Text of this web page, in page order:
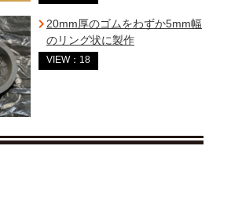
20mm厚のゴムをわずか5mm幅
のリング状に製作
VIEW：18